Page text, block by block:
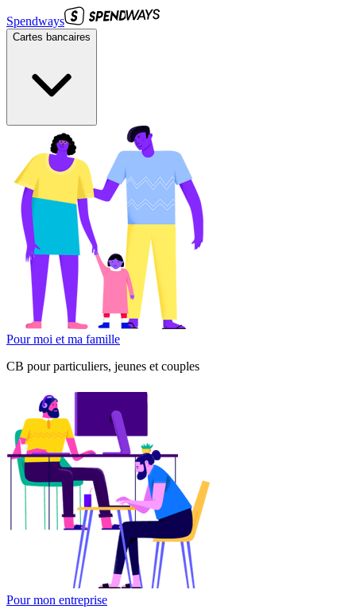
Spendways
Cartes bancaires
Pour moi et ma famille
CB pour particuliers, jeunes et couples
Pour mon entreprise